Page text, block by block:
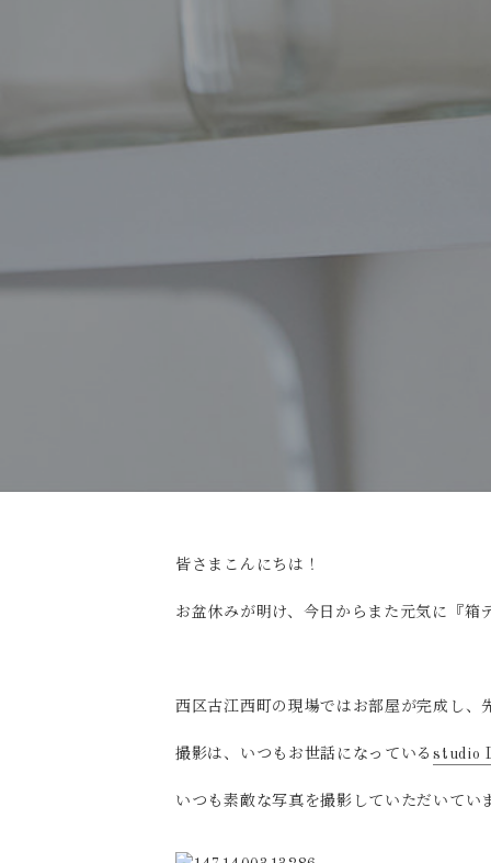
皆さまこんにちは！
お盆休みが明け、今日からまた元気に『
西区古江西町の現場ではお部屋が完成し、
撮影は、いつもお世話になっているstudio
いつも素敵な写真を撮影していただいて